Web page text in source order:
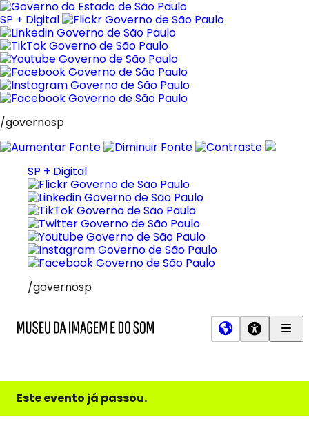
Pular
para
o
conteúdo
SP + Digital
/governosp
SP + Digital
/governosp
e
do
Este evento já passou.